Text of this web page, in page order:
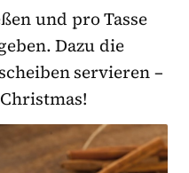
und pro Tasse
Dazu die
servieren –